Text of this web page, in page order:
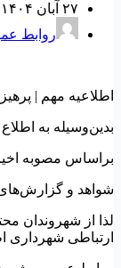
۲۷ آبان ۱۴۰۴
روابط
اطلاعیه مهم |
بدین‌وسیله به
براساس مصوبه
شواهد و
لذا از شهروندان
ارتباطی شهرداری